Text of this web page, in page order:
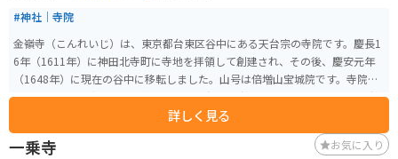
#神社｜寺院
金嶺寺（こんれいじ）は、東京都台東区谷中にある天台宗の寺院です。慶長1
6年（1611年）に神田北寺町に寺地を拝領して創建され、その後、慶安元年
（1648年）に現在の谷中に移転しました。山号は倍増山宝城院です。寺院の
開山は、江戸幕府の徳川家康に仕えた僧侶、天海僧正です。 境内には、天海
僧正の業績を偲ぶ碑が立っており、歴史的な雰囲気を感じさせます。また、
境内には美しい庭園があり、四季折々の自然を楽しむことができます。金嶺
寺は、谷中地区の他の寺院とともに「谷中七福神巡り」の一環として訪れる
詳しく見る
一乗寺 お気に入り